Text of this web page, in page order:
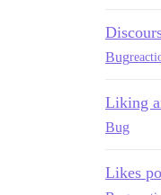
Bug
Liking
Bug
Likes